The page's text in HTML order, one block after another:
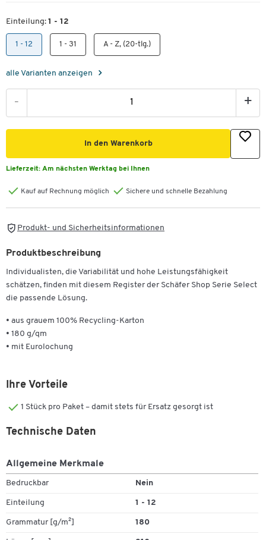
Einteilung: 1 - 12
1 - 12 1 - 31 A - Z, (20-tlg.)
alle Varianten anzeigen
- +
In den Warenkorb
Lieferzeit: Am nächsten Werktag bei Ihnen
Kauf auf Rechnung möglich Sichere und schnelle Bezahlung
Produkt- und Sicherheitsinformationen
Produktbeschreibung
Individualisten, die Variabilität und hohe Leistungsfähigkeit
schätzen, finden mit diesem Register der Schäfer Shop Serie Select
die passende Lösung.
• aus grauem 100% Recycling-Karton
• 180 g/qm
• mit Eurolochung
Ihre Vorteile
1 Stück pro Paket – damit stets für Ersatz gesorgt ist
Technische Daten
Allgemeine Merkmale
Bedruckbar Nein
Einteilung 1 - 12
Grammatur [g/m²] 180